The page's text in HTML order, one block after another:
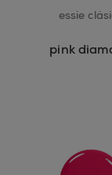
essie
pink